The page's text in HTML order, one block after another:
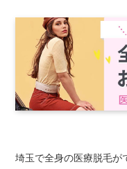
埼玉で全身の医療脱毛が